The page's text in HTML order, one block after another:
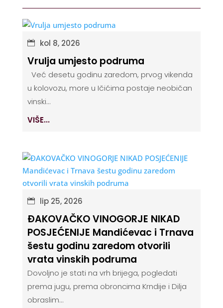
kol 8, 2026
Vrulja umjesto podruma
Već desetu godinu zaredom, prvog vikenda
u kolovozu, more u Ičićima postaje neobičan
vinski...
VIŠE...
lip 25, 2026
ĐAKOVAČKO VINOGORJE NIKAD
POSJEĆENIJE Mandićevac i Trnava
šestu godinu zaredom otvorili
vrata vinskih podruma
Dovoljno je stati na vrh brijega, pogledati
prema jugu, prema obroncima Krndije i Dilja
obraslim...